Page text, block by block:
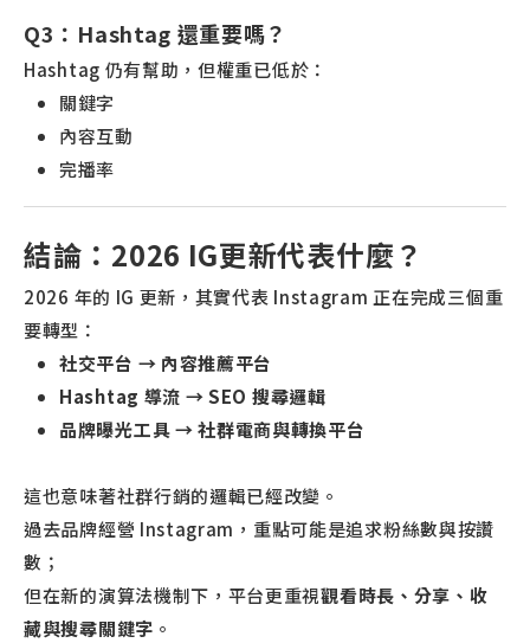
Q3：Hashtag 還重要嗎？
Hashtag 仍有幫助，但權重已低於：
關鍵字
內容互動
完播率
結論：2026 IG更新代表什麼？
2026 年的 IG 更新，其實代表 Instagram 正在完成三個重
要轉型：
社交平台 → 內容推薦平台
Hashtag 導流 → SEO 搜尋邏輯
品牌曝光工具 → 社群電商與轉換平台
這也意味著社群行銷的邏輯已經改變。
過去品牌經營 Instagram，重點可能是追求粉絲數與按讚
數；
但在新的演算法機制下，平台更重視觀看時長、分享、收
藏與搜尋關鍵字 。